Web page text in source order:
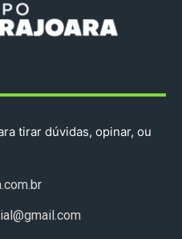
tirar dúvidas, opinar, ou